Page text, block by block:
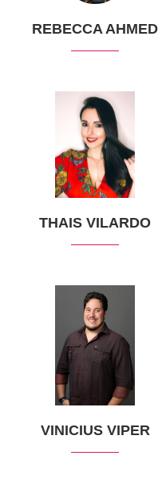
REBECCA AHMED
THAIS VILARDO
VINICIUS VIPER